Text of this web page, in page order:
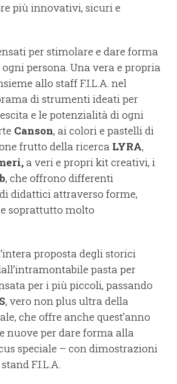
più innovativi, sicuri e
per stimolare e dare forma
persona. Una vera e propria
allo staff F.I.L.A. nel
di strumenti ideati per
e le potenzialità di ogni
Canson, ai colori e pastelli di
frutto della ricerca LYRA,
a veri e propri kit creativi, i
, che offrono differenti
didattici attraverso forme,
soprattutto molto
proposta degli storici
pasta per
per i più piccoli, passando
, vero non plus ultra della
che offre anche quest’anno
nuove per dare forma alla
speciale – con dimostrazioni
F.I.L.A.